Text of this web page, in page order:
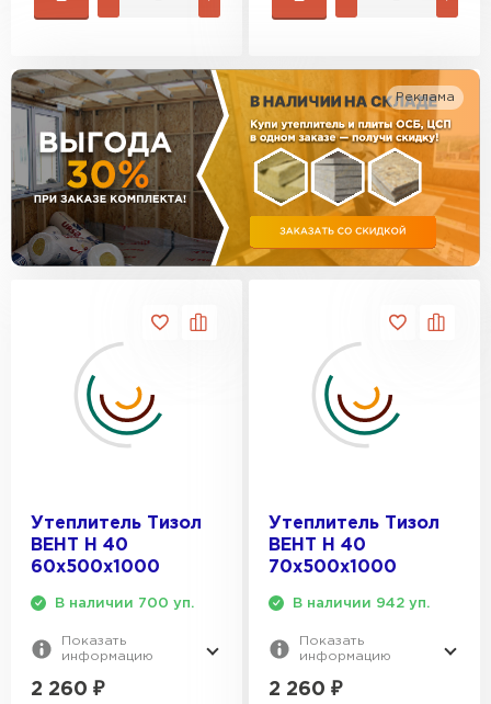
Реклама
Утеплитель Тизол
ВЕНТ Н 40
60х500х1000
В наличии 700 уп.
Показать
информацию
2 260 ₽
Утеплитель Тизол
ВЕНТ Н 40
70х500х1000
В наличии 942 уп.
Показать
информацию
2 260 ₽
Утеплитель Изотек
Утеплитель Ruspanel
ПЕРЕЙТИ
Утеплитель Hotrock
ПЕРЕЙТИ
Утеплитель Xotpipe
Утеплитель Тимплэкс
Утеплитель Юматекс
Утеплитель Теплекс
Утеплитель Эковер
Утеплитель Белтеп
Утеплитель Термит
Утеплитель Isotec
Утеплитель Ruspanel